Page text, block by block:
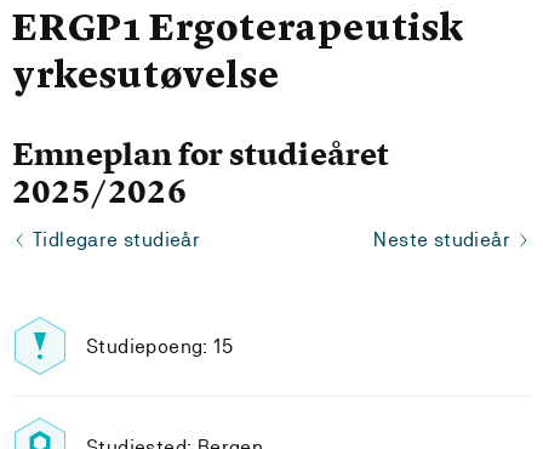
ERGP1 Ergoterapeutisk
yrkesutøvelse
Emneplan for studieåret
2025/2026
Tidlegare studieår Neste studieår
Studiepoeng: 15